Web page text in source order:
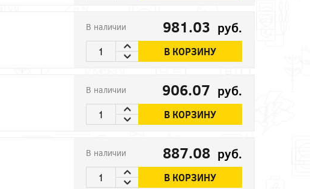
В наличии 981.03 руб.
В КОРЗИНУ
В наличии 906.07 руб.
В КОРЗИНУ
В наличии 887.08 руб.
В КОРЗИНУ